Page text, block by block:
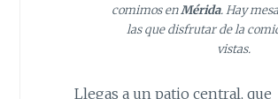
comimos enMérida. Hay
las que disfrutar de la
vistas.
Llegas a un patio central, que